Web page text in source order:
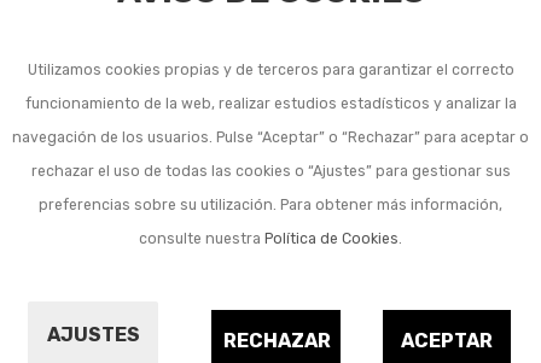
Utilizamos cookies propias y de terceros para garantizar el correcto
funcionamiento de la web, realizar estudios estadísticos y analizar la
navegación de los usuarios. Pulse “Aceptar” o “Rechazar” para aceptar o
rechazar el uso de todas las cookies o “Ajustes” para gestionar sus
preferencias sobre su utilización. Para obtener más información,
consulte nuestra Política de Cookies.
AJUSTES ACEPTAR
RECHAZAR
Cúter, navaja, corta
varilla, tijera y otros
Ordenar por: 24